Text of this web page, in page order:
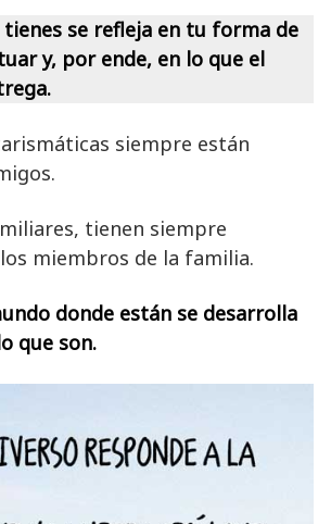
tienes se refleja en tu forma de
y, por ende, en lo que el
siempre están
tienen siempre
miembros de la familia.
donde están se desarrolla
que son.